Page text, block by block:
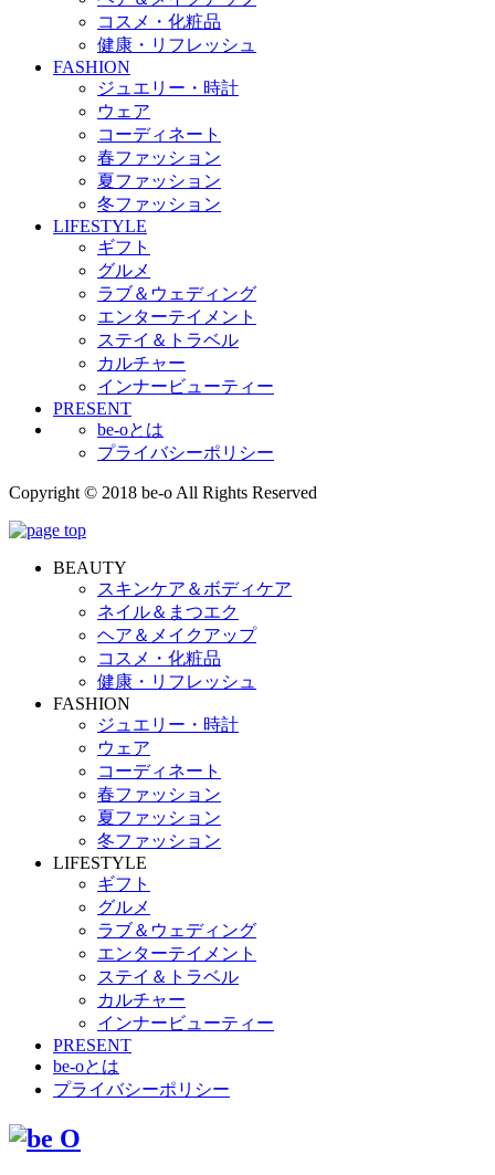
コスメ・化粧品
健康・リフレッシュ
FASHION
ジュエリー・時計
ウェア
コーディネート
春ファッション
夏ファッション
冬ファッション
LIFESTYLE
ギフト
グルメ
ラブ＆ウェディング
エンターテイメント
ステイ＆トラベル
カルチャー
インナービューティー
PRESENT
be-oとは
プライバシーポリシー
Copyright © 2018 be-o All Rights Reserved
BEAUTY
スキンケア＆ボディケア
ネイル＆まつエク
ヘア＆メイクアップ
コスメ・化粧品
健康・リフレッシュ
FASHION
ジュエリー・時計
ウェア
コーディネート
春ファッション
夏ファッション
冬ファッション
LIFESTYLE
ギフト
グルメ
ラブ＆ウェディング
エンターテイメント
ステイ＆トラベル
カルチャー
インナービューティー
PRESENT
be-oとは
プライバシーポリシー